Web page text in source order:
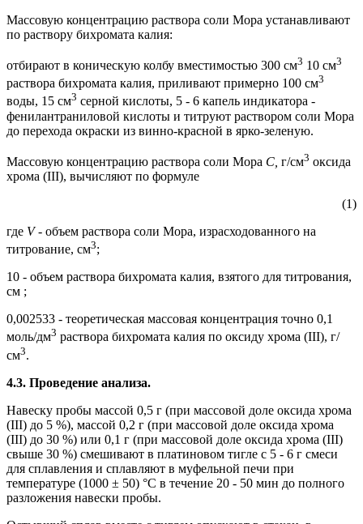
Массовую концентрацию раствора соли Мора устанавливают
по раствору бихромата калия:
отбирают в коническую колбу вместимостью 300 см3 10 см3
раствора бихромата калия, приливают примерно 100 см3
воды, 15 см3 серной кислоты, 5 - 6 капель индикатора -
фенилантраниловой кислоты и титруют раствором соли Мора
до перехода окраски из винно-красной в ярко-зеленую.
Массовую концентрацию раствора соли Мора С, г/см3 оксида
хрома (III), вычисляют по формуле
(1)
где V- объем раствора соли Мора, израсходованного на
титрование, см3;
10 - объем раствора бихромата калия, взятого для титрования,
см ;
0,002533 - теоретическая массовая концентрация точно 0,1
моль/дм3 раствора бихромата калия по оксиду хрома (III), г/
см3.
4.3. Проведение анализа.
Навеску пробы массой 0,5 г (при массовой доле оксида хрома
(III) до 5 %), массой 0,2 г (при массовой доле оксида хрома
(III) до 30 %) или 0,1 г (при массовой доле оксида хрома (III)
свыше 30 %) смешивают в платиновом тигле с 5 - 6 г смеси
для сплавления и сплавляют в муфельной печи при
температуре (1000 ± 50) °С в течение 20 - 50 мин до полного
разложения навески пробы.